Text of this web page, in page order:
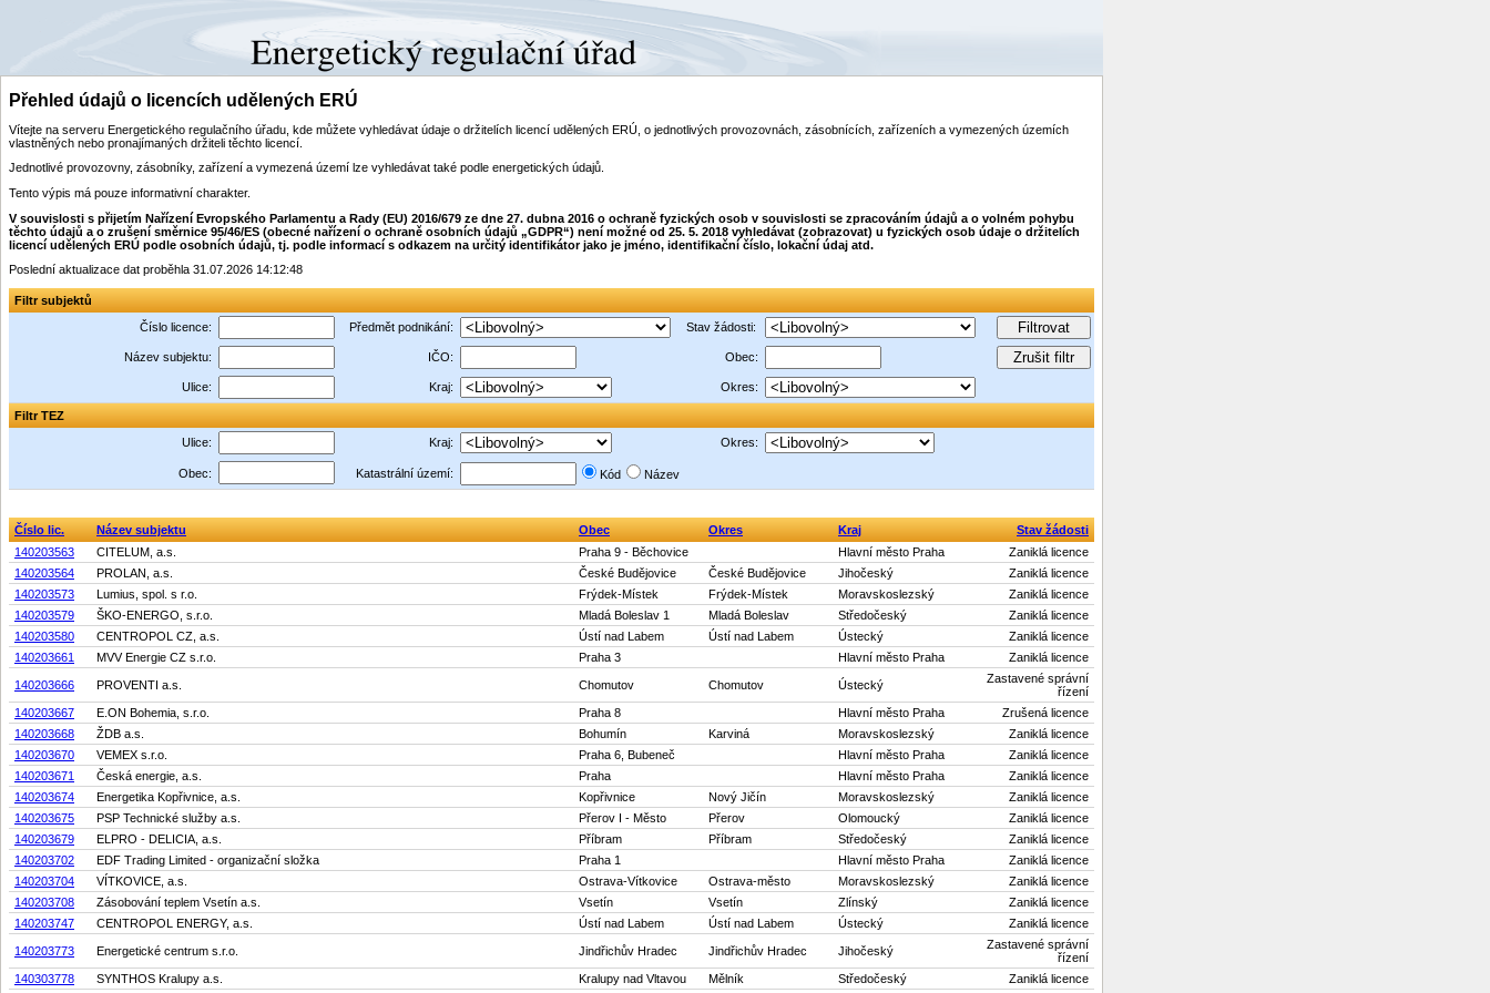
Přehled údajů o licencích udělených ERÚ
Vítejte na serveru Energetického regulačního úřadu, kde můžete vyhledávat údaje o držitelích licencí udělených ERÚ, o jednotlivých provozovnách, zásobnících, zařízeních a vymezených územích
vlastněných nebo pronajímaných držiteli těchto licencí.
Jednotlivé provozovny, zásobníky, zařízení a vymezená území lze vyhledávat také podle energetických údajů.
Tento výpis má pouze informativní charakter.
V souvislosti s přijetím Nařízení Evropského Parlamentu a Rady (EU) 2016/679 ze dne 27. dubna 2016 o ochraně fyzických osob v souvislosti se zpracováním údajů a o volném pohybu
těchto údajů a o zrušení směrnice 95/46/ES (obecné nařízení o ochraně osobních údajů „GDPR“) není možné od 25. 5. 2018 vyhledávat (zobrazovat) u fyzických osob údaje o držitelích
licencí udělených ERÚ podle osobních údajů, tj. podle informací s odkazem na určitý identifikátor jako je jméno, identifikační číslo, lokační údaj atd.
Poslední aktualizace dat proběhla 31.07.2026 14:12:48
Filtr subjektů
Číslo licence:
Předmět podnikání: Stav žádosti:
Název subjektu: IČO: Obec:
Ulice: Kraj: Okres:
Filtr TEZ
Ulice:
Kraj: Okres:
Obec: Katastrální území: Kód Název
Číslo lic. Název subjektu Obec Okres Kraj
Stav žádosti
140203563
CITELUM, a.s. Praha 9 - Běchovice Hlavní město Praha
Zaniklá licence
140203564
PROLAN, a.s. České Budějovice České Budějovice Jihočeský
Zaniklá licence
140203573
Lumius, spol. s r.o. Frýdek-Místek Frýdek-Místek Moravskoslezský
Zaniklá licence
140203579
ŠKO-ENERGO, s.r.o. Mladá Boleslav 1 Mladá Boleslav Středočeský
Zaniklá licence
140203580
CENTROPOL CZ, a.s. Ústí nad Labem Ústí nad Labem Ústecký
Zaniklá licence
140203661
MVV Energie CZ s.r.o. Praha 3 Hlavní město Praha Zaniklá licence
140203666 PROVENTI a.s. Chomutov Chomutov Ústecký
Zastavené správní
řízení
140203667
E.ON Bohemia, s.r.o. Praha 8 Hlavní město Praha
Zrušená licence
140203668
ŽDB a.s. Bohumín Karviná Moravskoslezský
Zaniklá licence
140203670
VEMEX s.r.o. Praha 6, Bubeneč Hlavní město Praha
Zaniklá licence
140203671
Česká energie, a.s. Praha Hlavní město Praha
Zaniklá licence
140203674
Energetika Kopřivnice, a.s. Kopřivnice Nový Jičín Moravskoslezský
Zaniklá licence
140203675
PSP Technické služby a.s. Přerov I - Město Přerov Olomoucký
Zaniklá licence
140203679
ELPRO - DELICIA, a.s. Příbram Příbram Středočeský
Zaniklá licence
140203702
EDF Trading Limited - organizační složka Praha 1 Hlavní město Praha
Zaniklá licence
140203704
VÍTKOVICE, a.s. Ostrava-Vítkovice Ostrava-město Moravskoslezský
Zaniklá licence
140203708
Zásobování teplem Vsetín a.s. Vsetín Vsetín Zlínský
Zaniklá licence
140203747
CENTROPOL ENERGY, a.s. Ústí nad Labem Ústí nad Labem Ústecký Zaniklá licence
140203773 Energetické centrum s.r.o. Jindřichův Hradec Jindřichův Hradec Jihočeský
Zastavené správní
řízení
140303778
SYNTHOS Kralupy a.s. Kralupy nad Vltavou Mělník Středočeský Zaniklá licence